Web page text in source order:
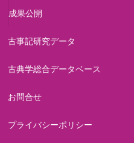
成果公開
古事記研究データ
古典学総合データベース
お問合せ
プライバシーポリシー